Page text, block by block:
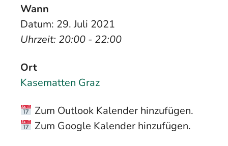
Wann
Datum: 29. Juli 2021
Uhrzeit: 20:00 - 22:00
Ort
Kasematten Graz
Zum Outlook Kalender hinzufügen.
Zum Google Kalender hinzufügen.